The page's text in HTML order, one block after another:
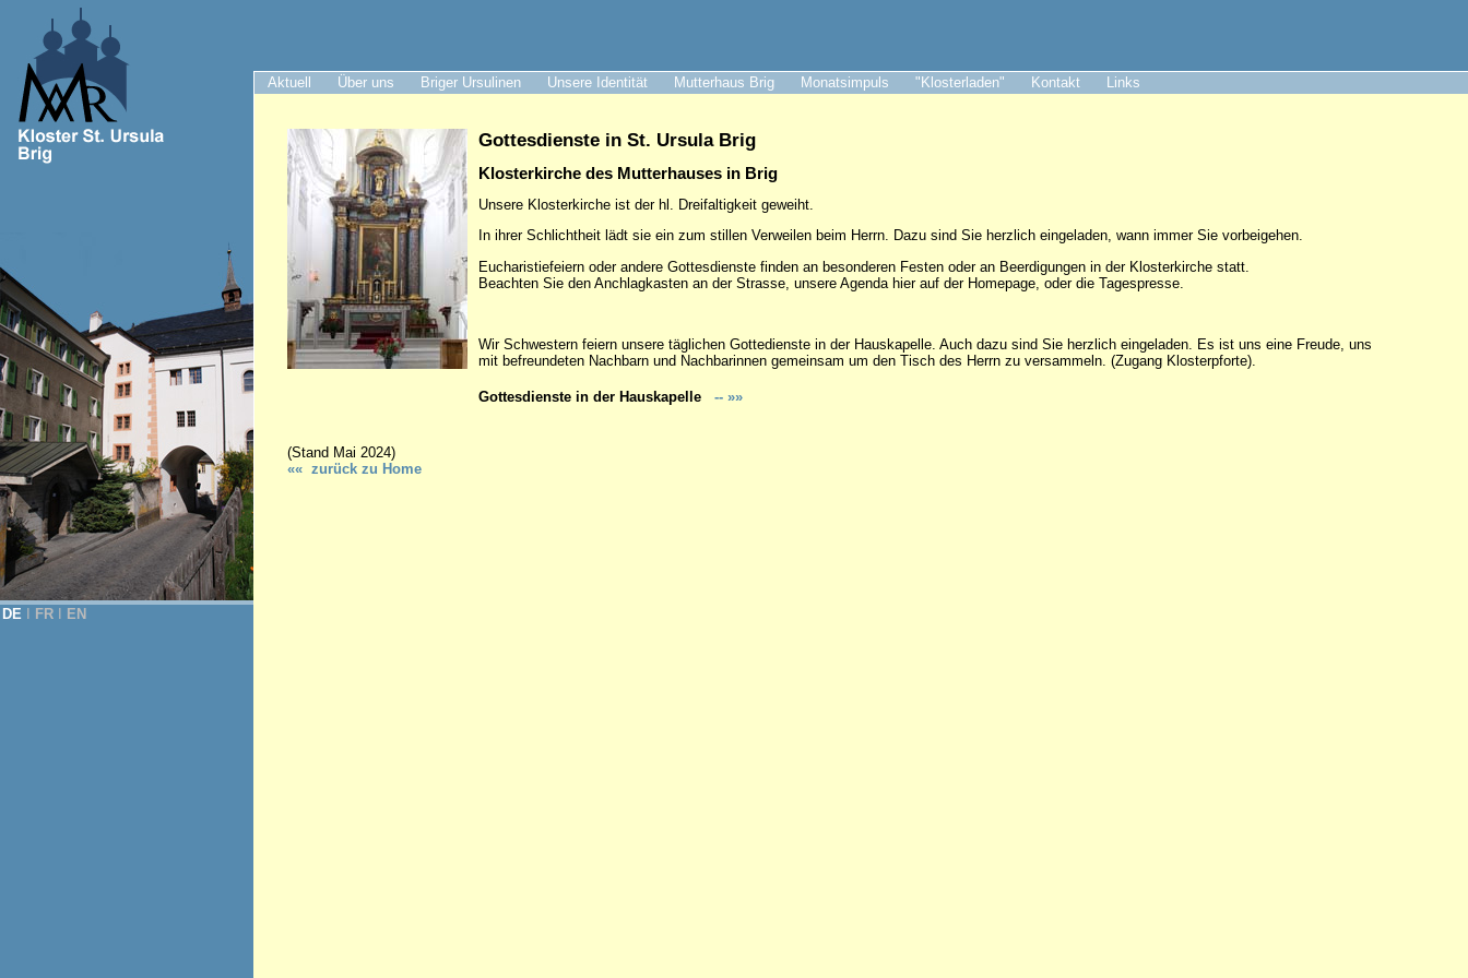
Aktuell Über uns Briger Ursulinen Unsere Identität Mutterhaus Brig Monatsimpuls "Klosterladen" Kontakt Links
DE FR EN
Gottesdienste in St. Ursula Brig
Klosterkirche des Mutterhauses in Brig
Unsere Klosterkirche ist der hl. Dreifaltigkeit geweiht.
In ihrer Schlichtheit lädt sie ein zum stillen Verweilen beim Herrn. Dazu sind Sie herzlich eingeladen, wann immer Sie vorbeigehen.
Eucharistiefeiern oder andere Gottesdienste finden an besonderen Festen oder an Beerdigungen in der Klosterkirche statt.
Beachten Sie den Anchlagkasten an der Strasse, unsere Agenda hier auf der Homepage, oder die Tagespresse.
Wir Schwestern feiern unsere täglichen Gottedienste in der Hauskapelle. Auch dazu sind Sie herzlich eingeladen. Es ist uns eine Freude, uns
mit befreundeten Nachbarn und Nachbarinnen gemeinsam um den Tisch des Herrn zu versammeln. (Zugang Klosterpforte).
Gottesdienste in der Hauskapelle -- »»
(Stand Mai 2024)
«« zurück zu Home